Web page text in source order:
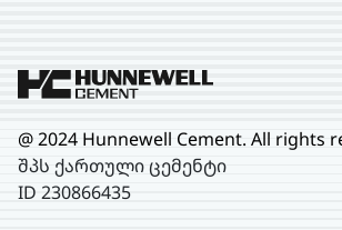
@ 2024 Hunnewell Cement. All rights
შპს ქართული ცემენტი
ID 230866435